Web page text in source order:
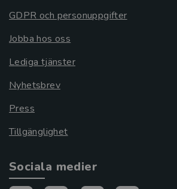
GDPR och personuppgifter
Jobba hos oss
Lediga tjänster
Nyhetsbrev
Press
Tillgänglighet
Sociala medier